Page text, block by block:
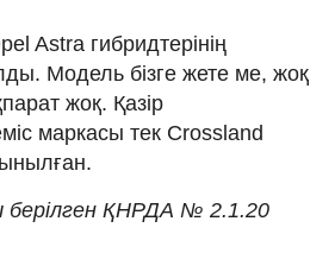
Astra гибридтерінің
Модель бізге жете ме, жоқ
жоқ. Қазір
маркасы тек Crossland
берілген ҚНРДА № 2.1.20